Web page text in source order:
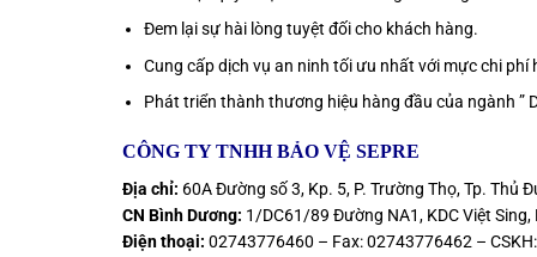
Đem lại sự hài lòng tuyệt đối cho khách hàng.
Cung cấp dịch vụ an ninh tối ưu nhất với mực chi phí
Phát triển thành thương hiệu hàng đầu của ngành ”
CÔNG TY TNHH BẢO VỆ SEPRE
Địa chỉ: 60A Đường số 3, Kp. 5, P. Trường Thọ, Tp. Thủ
CN Bình Dương: 1/DC61/89 Đường NA1, KDC Việt Sing,
Điện thoại: 02743776460 – Fax: 02743776462 –